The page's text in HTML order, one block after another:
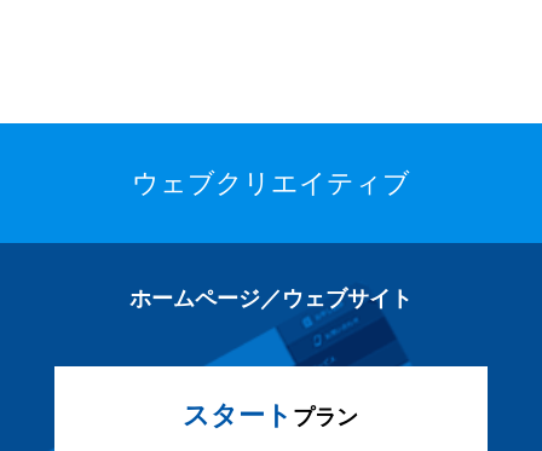
ウェブクリエイティブ
ホームページ／ウェブサイト
スタート プラン